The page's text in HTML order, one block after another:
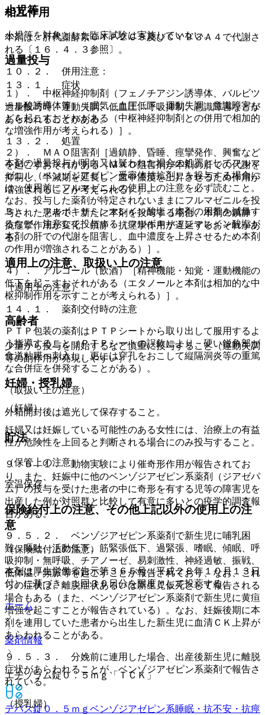
小児等
小児等を対象とした臨床試験は実施していない。
過量投与
１３．１． 症状
過量投与時、運動失調、低血圧、呼吸抑制、意識障害などが
あらわれることがある。
１３．２． 処置
本剤の過量投与が明白又は疑われた場合の処置としてフルマ
ゼニル（ベンゾジアゼピン受容体拮抗剤）を投与する場合に
は、使用前にフルマゼニルの使用上の注意を必ず読むこと。
なお、投与した薬剤が特定されないままにフルマゼニルを投
与された患者で、新たに本剤を投与する場合、本剤の鎮静・
抗痙攣作用が変化、鎮静・抗痙攣作用が遅延するおそれがあ
る。
適用上の注意、取扱い上の注意
（適用上の注意）
１４．１． 薬剤交付時の注意
ＰＴＰ包装の薬剤はＰＴＰシートから取り出して服用するよ
う指導すること（ＰＴＰシートの誤飲により、硬い鋭角部が
食道粘膜へ刺入し、更には穿孔をおこして縦隔洞炎等の重篤
な合併症を併発することがある）。
（取扱い上の注意）
外箱開封後は遮光して保存すること。
貯法
（保管上の注意）
室温保存。
保険給付上の注意、その他上記以外の使用上の注
意
（保険給付上の注意）
本剤は厚生労働省告示第３６５号（平成２８年１０月１３日
付）に基づき、１回３０日分を限度として投薬する。
ホーム
薬剤情報
エチゾラム錠０．５ｍｇ「ＴＣＫ」
デパス錠０．５ｍｇ ベンゾジアゼピン系睡眠・抗不安・抗痙
相互作用
本剤は、肝代謝酵素ＣＹＰ２Ｃ９及びＣＹＰ３Ａ４で代謝さ
れる〔１６．４．３参照〕。
１０．２． 併用注意：
１）． 中枢神経抑制剤（フェノチアジン誘導体、バルビツ
ール酸誘導体等）［眠気、血圧低下、運動失調、意識障害な
どを起こすおそれがある（中枢神経抑制剤との併用で相加的
な増強作用が考えられる）］。
２）． ＭＡＯ阻害剤［過鎮静、昏睡、痙攣発作、興奮など
を起こすおそれがある（ＭＡＯ阻害剤が本剤の肝での代謝を
抑制し、半減期を延長し、血中濃度を上昇させるため作用が
増強されることが考えられる）］。
３）． フルボキサミンマレイン酸塩［本剤の用量を減量す
るなど、注意して投与する（フルボキサミンマレイン酸塩が
本剤の肝での代謝を阻害し、血中濃度を上昇させるため本剤
の作用が増強されることがある）］。
４）． アルコール（飲酒）［精神機能・知覚・運動機能の
低下を起こすおそれがある（エタノールと本剤は相加的な中
枢抑制作用を示すことが考えられる）］。
高齢者
少量から投与を開始するなど慎重に投与すること（運動失調
等の副作用が発現しやすい）。
妊婦・授乳婦
（妊婦）
妊婦又は妊娠している可能性のある女性には、治療上の有益
性が危険性を上回ると判断される場合にのみ投与すること。
９．５．１． 動物実験により催奇形作用が報告されてお
り、また、妊娠中に他のベンゾジアゼピン系薬剤（ジアゼパ
ム）の投与を受けた患者の中に奇形を有する児等の障害児を
出産した例が対照群と比較して有意に多いとの疫学的調査報
告がある。
９．５．２． ベンゾジアゼピン系薬剤で新生児に哺乳困
難、嘔吐、活動低下、筋緊張低下、過緊張、嗜眠、傾眠、呼
吸抑制・無呼吸、チアノーゼ、易刺激性、神経過敏、振戦、
低体温、頻脈等を起こすことが報告されており、なお、これ
らの症状は、離脱症状あるいは新生児仮死として報告される
場合もある（また、ベンゾジアゼピン系薬剤で新生児に黄疸
増強を起こすことが報告されている）。なお、妊娠後期に本
剤を連用していた患者から出生した新生児に血清ＣＫ上昇が
あらわれることがある。
９．５．３． 分娩前に連用した場合、出産後新生児に離脱
症状があらわれることが、ベンゾジアゼピン系薬剤で報告さ
れている。
（授乳婦）